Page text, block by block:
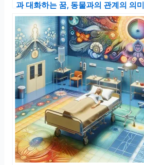
과 대화하는 꿈, 동물과의 관계의 의미